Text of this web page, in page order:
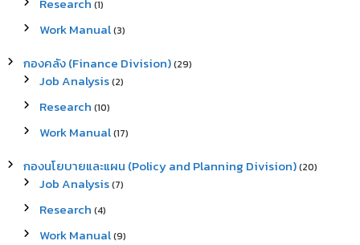
(1)
Work Manual(3)
กองคลัง (Finance Division)(29)
Job Analysis(2)
Research (10)
Work Manual(17)
กองนโยบายและแผน (Policy and Planning Division)(20)
Job Analysis(7)
Research (4)
Work Manual(9)